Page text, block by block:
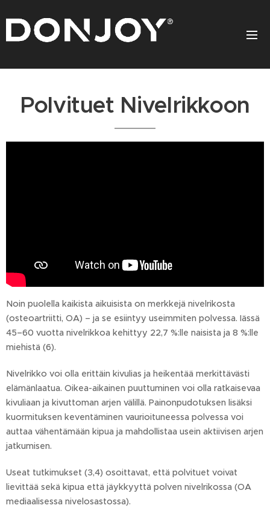
Polvituet Nivelrikkoon
Noin puolella kaikista aikuisista on merkkejä nivelrikosta
(osteoartriitti, OA) – ja se esiintyy useimmiten polvessa. Iässä
45–60 vuotta nivelrikkoa kehittyy 22,7 %:lle naisista ja 8 %:lle
miehistä (6).
Nivelrikko voi olla erittäin kivulias ja heikentää merkittävästi
elämänlaatua. Oikea-aikainen puuttuminen voi olla ratkaisevaa
kivuliaan ja kivuttoman arjen välillä. Painonpudotuksen lisäksi
kuormituksen keventäminen vaurioituneessa polvessa voi
auttaa vähentämään kipua ja mahdollistaa usein aktiivisen arjen
jatkumisen.
Useat tutkimukset (3,4) osoittavat, että polvituet voivat
lievittää sekä kipua että jäykkyyttä polven nivelrikossa (OA
mediaalisessa nivelosastossa).